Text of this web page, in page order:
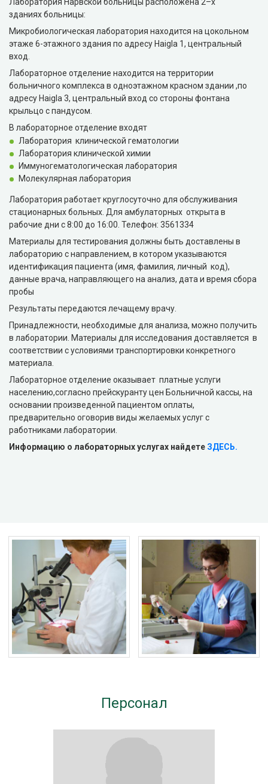
Лаборатория Нарвской больницы расположена 2–х
зданиях больницы:
Микробиологическая лаборатория находится на цокольном
этаже 6-этажного здания по адресу Haigla 1, центральный
вход.
Лабораторное отделение находится на территории
больничного комплекса в одноэтажном красном здании ,по
адресу Haigla 3, центральный вход со стороны фонтана
крыльцо с пандусом.
В лабораторное отделение входят
Лаборатория клинической гематологии
Лаборатория клинической химии
Иммуногематологическая лаборатория
Молекулярная лаборатория
Лаборатория работает круглосуточно для обслуживания
стационарных больных. Для амбулаторных открыта в
рабочие дни с 8:00 до 16:00. Телефон: 3561334
Материалы для тестирования должны быть доставлены в
лабораторию с направлением, в котором указываются
идентификация пациента (имя, фамилия, личный код),
данные врача, направляющего на анализ, дата и время сбора
пробы
Результаты передаются лечащему врачу.
Принадлежности, необходимые для анализа, можно получить
в лаборатории. Материалы для исследования доставляется в
соответствии с условиями транспортировки конкретного
материала.
Лабораторное отделение оказывает платные услуги
населению,согласно прейскуранту цен Больничной кассы, на
основании произведенной пациентом оплаты,
предварительно оговорив виды желаемых услуг с
работниками лаборатории.
Информацию о лабораторных услугах найдете ЗДЕСЬ.
Персонал